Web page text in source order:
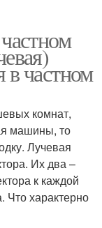
в частном
комнат,
машины, то
Лучевая
Их два –
к каждой
Что характерно